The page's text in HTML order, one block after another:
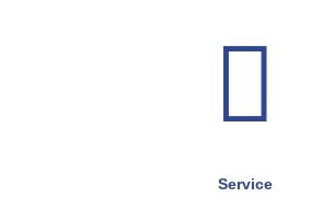

Service